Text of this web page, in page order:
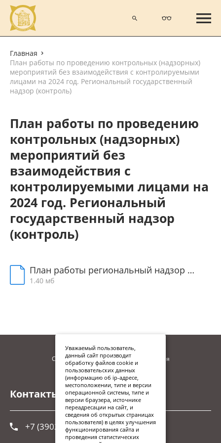
Главная
План работы по проведению контрольных (надзорных)
мероприятий без взаимодействия с контролируемыми
лицами на 2024 год. Региональный государственный
надзор (контроль)
План работы по проведению
контрольных (надзорных)
мероприятий без
взаимодействия с
контролируемыми лицами на
2024 год. Региональный
государственный надзор
(контроль)
План работы региональный надзор 2024
1.40 мб
Сайт находится в процессе наполнения
Контакты
+7 (3902) 248-026
Уважаемый пользователь,
данный сайт производит
обработку файлов cookie и
пользовательских данных
(информацию об ip-адресе,
местоположении, типе и версии
операционной системы, типе и
версии браузера, источнике
переадресации на сайт, и
сведения об открытых страницах
пользователя) в целях улучшения
функционирования сайта и
проведения статистических